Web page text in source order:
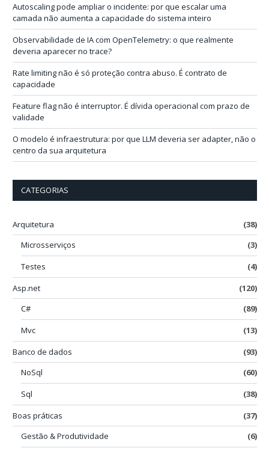
i
l
Autoscaling pode ampliar o incidente: por que escalar uma
camada não aumenta a capacidade do sistema inteiro
Observabilidade de IA com OpenTelemetry: o que realmente
deveria aparecer no trace?
Rate limiting não é só proteção contra abuso. É contrato de
capacidade
Feature flag não é interruptor. É dívida operacional com prazo de
validade
O modelo é infraestrutura: por que LLM deveria ser adapter, não o
centro da sua arquitetura
CATEGORIAS
Arquitetura
(38)
Microsserviços
(3)
Testes
(4)
Asp.net
(120)
C#
(89)
Mvc
(13)
Banco de dados
(93)
NoSql
(60)
Sql
(38)
Boas práticas
(37)
Gestão & Produtividade
(6)